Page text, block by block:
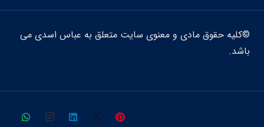
©کلیه حقوق مادی و معنوی سایت متعلق به عباس اسدی می
باشد.